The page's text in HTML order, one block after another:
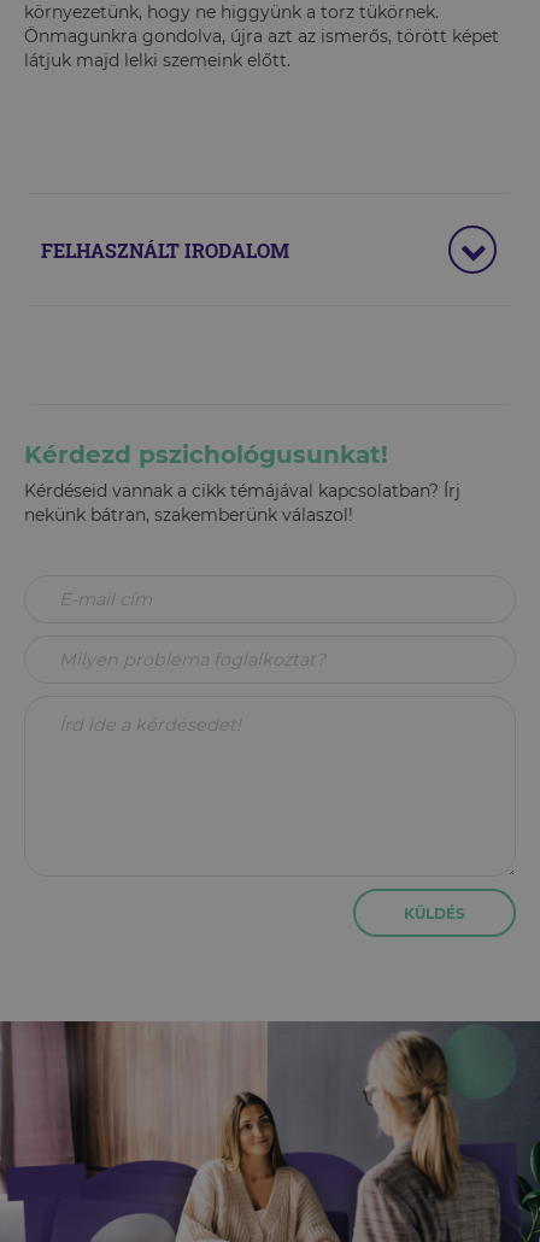
környezetünk, hogy ne higgyünk a torz tükörnek.
Önmagunkra gondolva, újra azt az ismerős, törött képet
látjuk majd lelki szemeink előtt.
FELHASZNÁLT IRODALOM
Kérdezd pszichológusunkat!
Kérdéseid vannak a cikk témájával kapcsolatban? Írj
nekünk bátran, szakemberünk válaszol!
KÜLDÉS